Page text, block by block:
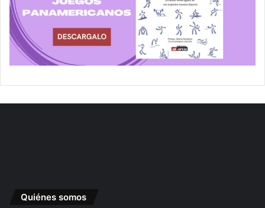
Quiénes somos